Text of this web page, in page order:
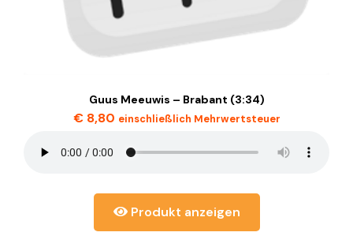
Guus Meeuwis – Brabant (3:34)
€8,80 einschließlich Mehrwertsteuer
Produkt anzeigen